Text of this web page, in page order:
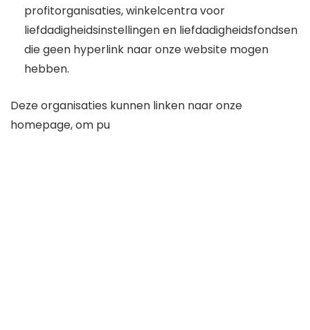
profitorganisaties, winkelcentra voor
liefdadigheidsinstellingen en liefdadigheidsfondsen
die geen hyperlink naar onze website mogen
hebben.
Deze organisaties kunnen linken naar onze
homepage, om pu